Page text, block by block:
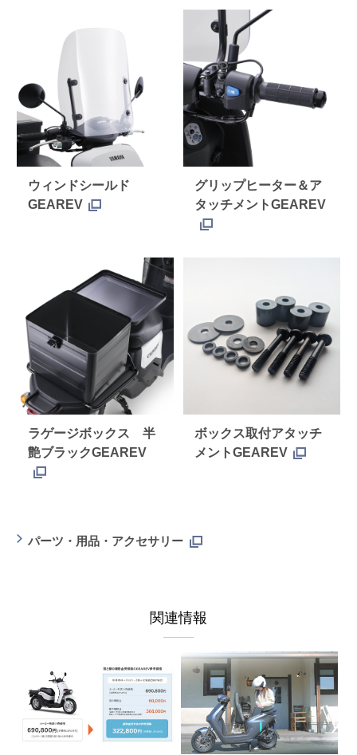
ウィンドシールド
GEAREV
グリップヒーター＆ア
タッチメントGEAREV
ラゲージボックス 半
艶ブラックGEAREV
ボックス取付アタッチ
メントGEAREV
パーツ・用品・アクセサリー
関連情報